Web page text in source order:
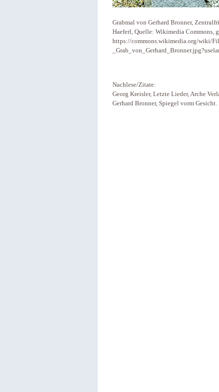
Grabmal von Gerhard Bronner,
Haeferl, Quelle: Wikimedia Commons,
https://commons.wikimedia.org/wiki/
Nachlese/Zitate:
Georg Kreisler, Letzte Lieder, Arche
Gerhard Bronner, Spiegel vorm